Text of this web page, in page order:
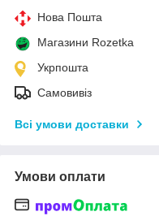
Нова Пошта
Магазини Rozetka
Укрпошта
Самовивіз
Всі умови доставки
Умови оплати